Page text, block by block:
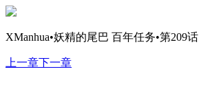
XManhua•妖精的尾巴 百年任务•第209话
上一章下一章